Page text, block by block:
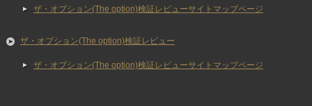
ザ・オプション(The option)検証レビューサイトマップページ
ザ・オプション(The option)検証レビュー
ザ・オプション(The option)検証レビューサイトマップページ